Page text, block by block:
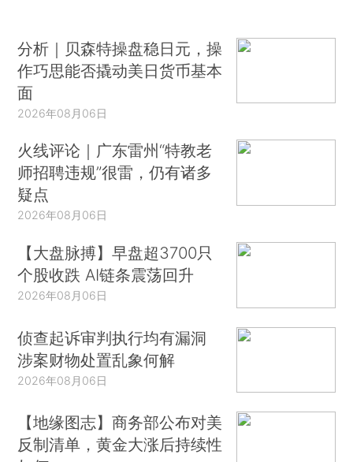
分析｜贝森特操盘稳日元，操
作巧思能否撬动美日货币基本
面
2026年08月06日
火线评论｜广东雷州“特教老
师招聘违规”很雷，仍有诸多
疑点
2026年08月06日
【大盘脉搏】早盘超3700只
个股收跌 AI链条震荡回升
2026年08月06日
侦查起诉审判执行均有漏洞
涉案财物处置乱象何解
2026年08月06日
【地缘图志】商务部公布对美
反制清单，黄金大涨后持续性